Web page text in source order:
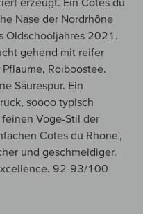
Nase der Nordrhône
Oldschooljahres 2021.
gehend mit reifer
Roiboostee.
Säurespur. Ein
soooo typisch
Voge-Stil der
Cotes du Rhone',
und geschmeidiger.
92-93/100